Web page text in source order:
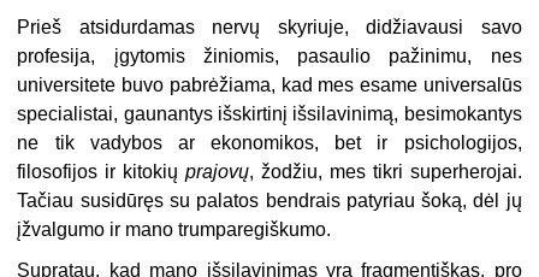
Prieš atsidurdamas nervų skyriuje, didžiavausi savo
profesija, įgytomis žiniomis, pasaulio pažinimu, nes
universitete buvo pabrėžiama, kad mes esame universalūs
specialistai, gaunantys išskirtinį išsilavinimą, besimokantys
ne tik vadybos ar ekonomikos, bet ir psichologijos,
filosofijos ir kitokiųprajovų, žodžiu, mes tikri superherojai.
Tačiau susidūręs su palatos bendrais patyriau šoką, dėl jų
įžvalgumo ir mano trumparegiškumo.
Supratau, kad mano išsilavinimas yra fragmentiškas, pro